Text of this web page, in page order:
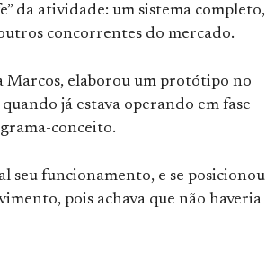
da atividade: um sistema completo,
concorrentes do mercado.
Marcos, elaborou um protótipo no
já estava operando em fase
conceito.
seu funcionamento, e se posicionou
pois achava que não haveria